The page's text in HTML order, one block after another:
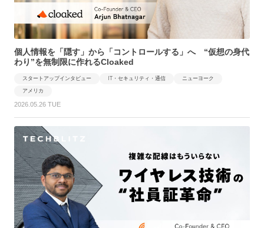
個人情報を「隠す」から「コントロールする」へ “仮想の身代
わり”を無制限に作れるCloaked
スタートアップインタビュー IT・セキュリティ・通信 ニューヨーク
アメリカ
2026.05.26 TUE